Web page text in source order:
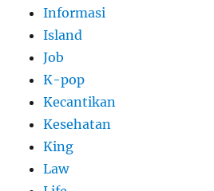
Informasi
Island
Job
K-pop
Kecantikan
Kesehatan
King
Law